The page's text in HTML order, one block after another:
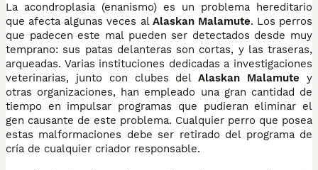
La acondroplasia (enanismo) es un problema hereditario
que afecta algunas veces al Alaskan Malamute. Los perros
que padecen este mal pueden ser detectados desde muy
temprano: sus patas delanteras son cortas, y las traseras,
arqueadas. Varias instituciones dedicadas a investigaciones
veterinarias, junto con clubes delAlaskan Malamute y
otras organizaciones, han empleado una gran cantidad de
tiempo en impulsar programas que pudieran eliminar el
gen causante de este problema. Cualquier perro que posea
estas malformaciones debe ser retirado del programa de
cría de cualquier criador responsable.